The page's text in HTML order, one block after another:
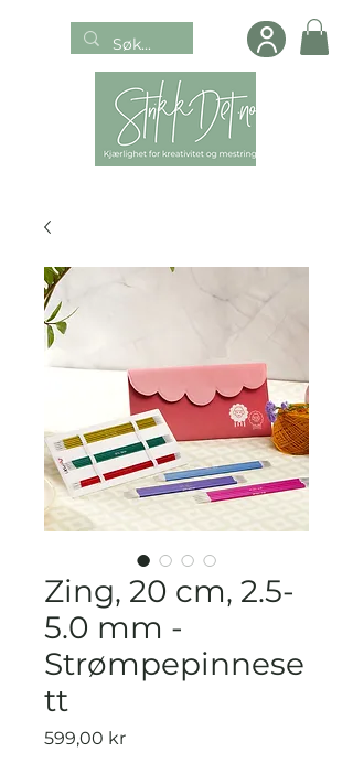
Zing, 20 cm, 2.5-
5.0 mm -
Strømpepinnese
tt
599,00 krPris